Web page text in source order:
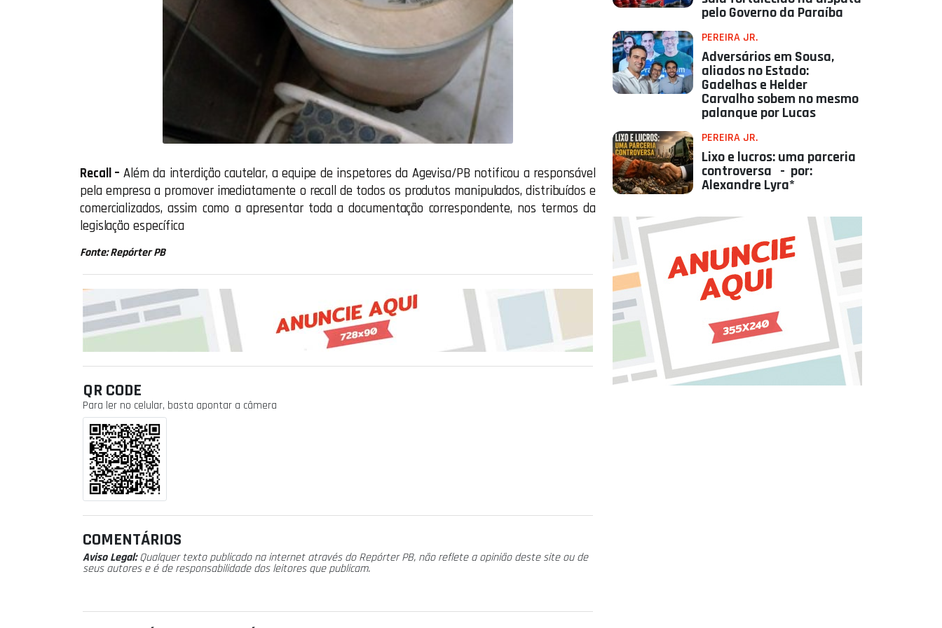
Recall – Além da interdição cautelar, a equipe de inspetores da Agevisa/PB notificou a responsável
pela empresa a promover imediatamente o recall de todos os produtos manipulados, distribuídos e
comercializados, assim como a apresentar toda a documentação correspondente, nos termos da
legislação específica
Fonte: Repórter PB
QR CODE
Para ler no celular, basta apontar a câmera
COMENTÁRIOS
Aviso Legal:Qualquer texto publicado na internet através do Repórter PB, não reflete a opinião deste site ou de
seus autores e é de responsabilidade dos leitores que publicam.
pelo Governo da Paraíba
PEREIRA JR.
Adversários em Sousa,
aliados no Estado:
Gadelhas e Helder
Carvalho sobem no mesmo
palanque por Lucas
PEREIRA JR.
Lixo e lucros: uma parceria
controversa - por:
Alexandre Lyra*